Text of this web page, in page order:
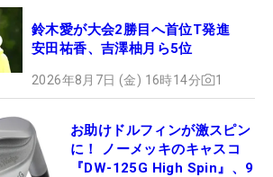
鈴木愛が大会2勝目へ首位T発進
安田祐香、吉澤柚月ら5位
2026年8月7日 (金) 16時14分 1
お助けドルフィンが激スピン
に！ ノーメッキのキャスコ
『DW-125G High Spin』、9